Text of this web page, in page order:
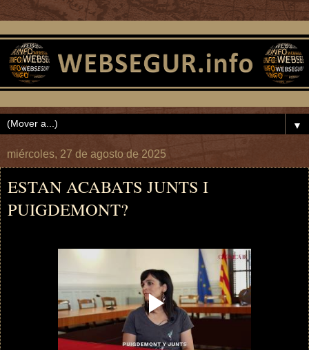
▼
miércoles, 27 de agosto de 2025
ESTAN ACABATS JUNTS I
PUIGDEMONT?